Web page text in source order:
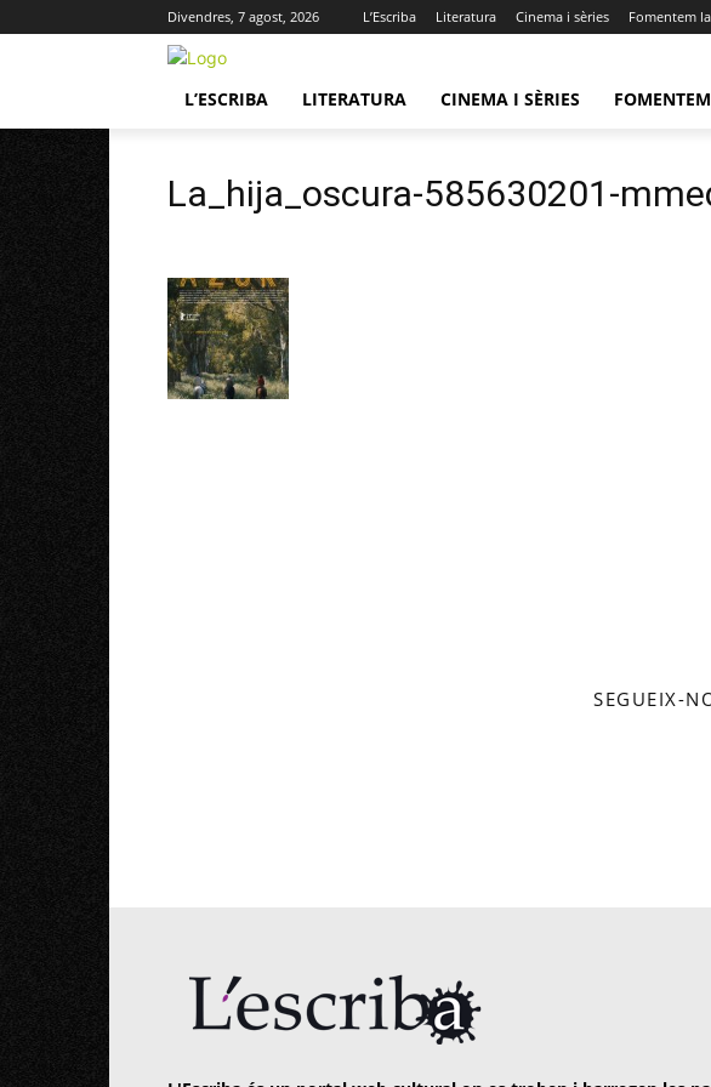
Divendres, 7 agost, 2026 L’Escriba Literatura Cinema i sèries Fomentem
L’ESCRIBA LITERATURA CINEMA I SÈRIES
La_hija_oscura-585630201-
SEGUEIX-